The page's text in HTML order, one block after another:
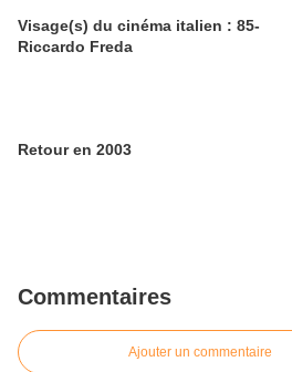
Visage(s) du cinéma italien : 85-
Riccardo Freda
Retour en 2003
Commentaires
Ajouter un commentaire